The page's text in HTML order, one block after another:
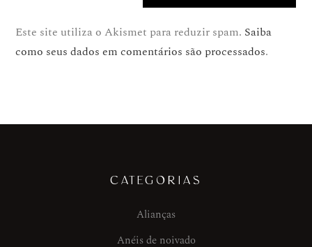
Este site utiliza o Akismet para reduzir spam. Saiba
como seus dados em comentários são processados.
CATEGORIAS
Alianças
Anéis de noivado